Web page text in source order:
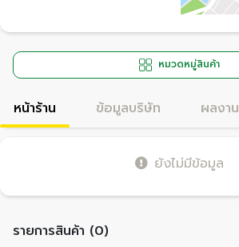
หมวดหมู่สินค้า
หน้าร้าน ข้อมูลบริษัท ผลงาน
ยังไม่มีข้อมูล
รายการสินค้า (0)